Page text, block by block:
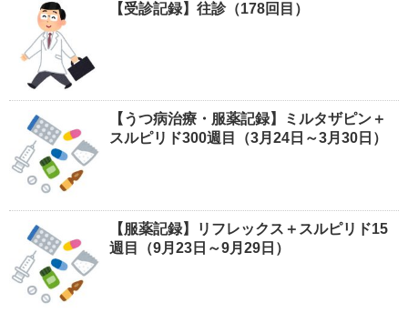
【受診記録】往診（178回目）
【うつ病治療・服薬記録】ミルタザピン＋
スルピリド300週目（3月24日～3月30日）
【服薬記録】リフレックス＋スルピリド15
週目（9月23日～9月29日）